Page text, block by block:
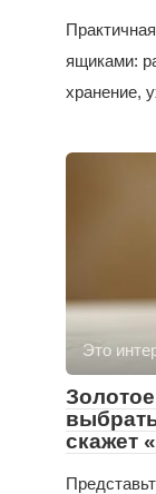
ящиками:
хранение,
Это
скажет